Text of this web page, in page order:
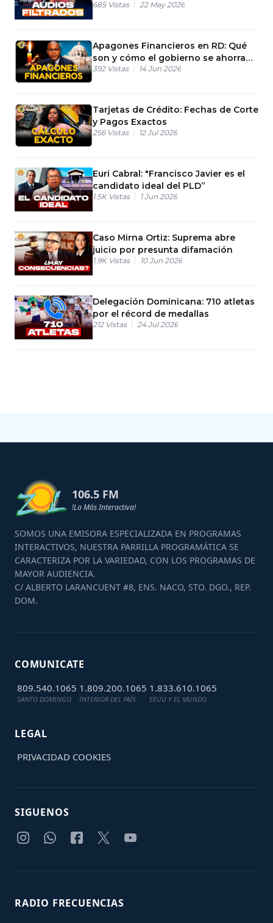
685 Vistas 22 May 2026
Apagones Financieros en RD: Qué
son y cómo el gobierno se ahorra
dinero quitándote la luz
392 Vistas 14 Jun 2026
Tarjetas de Crédito: Fechas de Corte
y Pagos Exactos
256 Vistas 12 Jul 2026
Euri Cabral: "Francisco Javier es el
candidato ideal del PLD”
1.5K Vistas 1 Jun 2026
Caso Mirna Ortiz: Suprema abre
juicio por presunta difamación
1.9K Vistas 10 Jun 2026
Delegación Dominicana: 710 atletas
por el récord de medallas
212 Vistas 24 Jul 2026
106.5 FM
!La Más Interactiva!
SOMOS UNA EMISORA ESPECIALIZADA EN PROGRAMAS
INTERACTIVOS, NUESTRA PARRILLA PROGRAMÁTICA SE
CARACTERIZA POR LA VARIEDAD, CON LOS PROGRAMAS DE
MAYOR AUDIENCIA.
C/ ALBERTO LARANCUENT #8, ENS. NACO, STO. DGO., REP.
DOM.
COMUNICATE
809.540.1065
SANTO DOMINGO
1.809.200.1065
INTERIOR DEL PAÍS
1.833.610.1065
EEUU Y EL MUNDO
LEGAL
PRIVACIDAD COOKIES
SIGUENOS
RADIO FRECUENCIAS